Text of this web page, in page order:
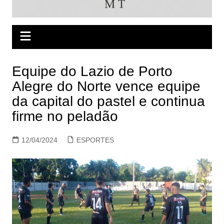
Equipe do Lazio de Porto
Alegre do Norte vence equipe
da capital do pastel e continua
firme no peladão
12/04/2024 ESPORTES